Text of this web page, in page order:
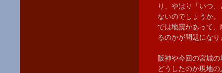
り、やはり「いつ
ないのでしょうか。
では地震があって
るのかが問題になり
阪神や今回の宮城
どうしたのか現地